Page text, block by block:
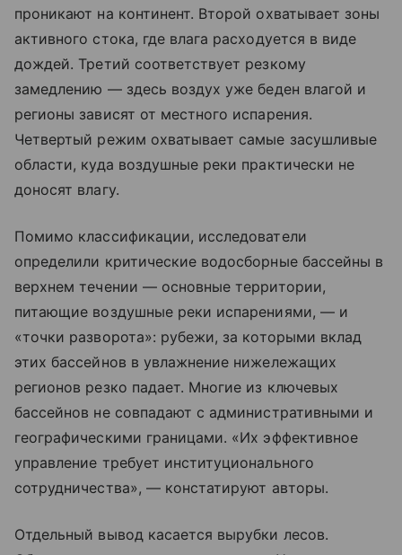
проникают на континент. Второй охватывает зоны
активного стока, где влага расходуется в виде
дождей. Третий соответствует резкому
замедлению — здесь воздух уже беден влагой и
регионы зависят от местного испарения.
Четвертый режим охватывает самые засушливые
области, куда воздушные реки практически не
доносят влагу.
Помимо классификации, исследователи
определили критические водосборные бассейны в
верхнем течении — основные территории,
питающие воздушные реки испарениями, — и
«точки разворота»: рубежи, за которыми вклад
этих бассейнов в увлажнение нижележащих
регионов резко падает. Многие из ключевых
бассейнов не совпадают с административными и
географическими границами. «Их эффективное
управление требует институционального
сотрудничества», — констатируют авторы.
Отдельный вывод касается вырубки лесов.